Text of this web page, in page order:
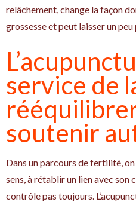
relâchement, change la façon
grossesse et peut laisser un peu
service de
soutenir
Dans un parcours de fertilité,
sens, à rétablir un lien avec son
contrôle pas toujours.